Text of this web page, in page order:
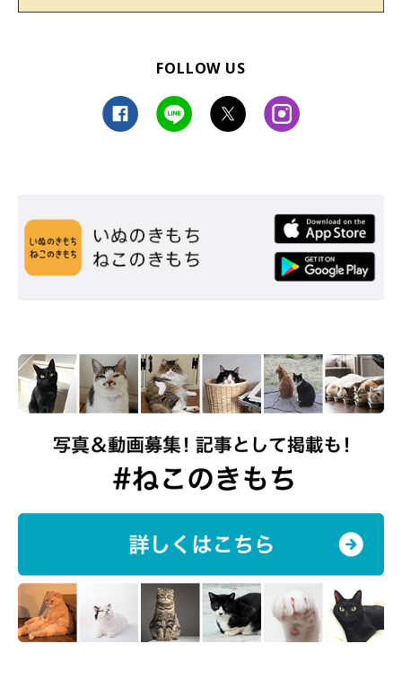
肉球ネッコレス
Catton
Cattonのジュエリーには、「ネッコレス」という猫を感じさせる
ネーミングの商品も。
FOLLOW US